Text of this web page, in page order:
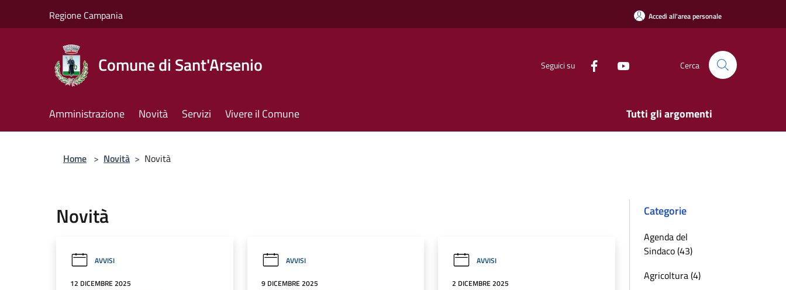
Regione Campania Accedi all'area personale
Comune di Sant'Arsenio Seguici su Cerca
Amministrazione Novità Servizi Vivere il Comune Tutti gli argomenti
Home > Novità > Novità
Novità
AVVISI
12 DICEMBRE 2025
AVVISI
9 DICEMBRE 2025
AVVISI
2 DICEMBRE 2025
Categorie
Agenda del
Sindaco (43)
Agricoltura (4)